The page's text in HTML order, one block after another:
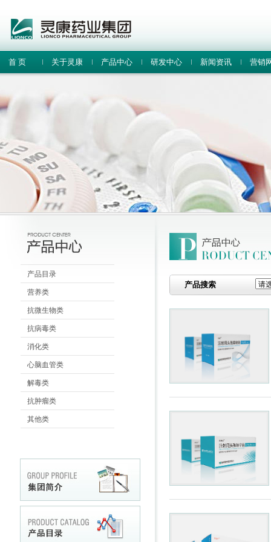
首 页 关于灵康 产品中心 研发中心 新闻资讯 营销
产品目录
营养类
抗微生物类
抗病毒类
消化类
心脑血管类
解毒类
抗肿瘤类
其他类
产品搜索